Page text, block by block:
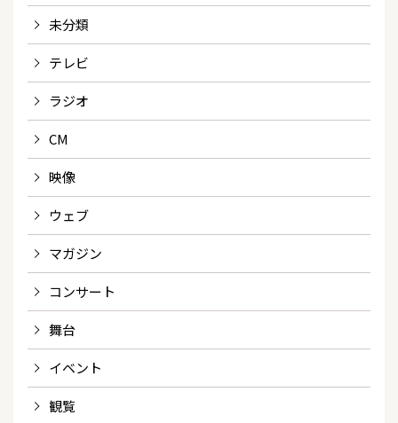
未分類
テレビ
ラジオ
CM
映像
ウェブ
マガジン
コンサート
舞台
イベント
観覧